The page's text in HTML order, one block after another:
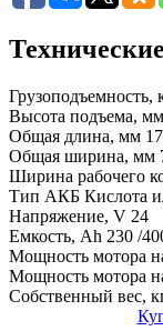
Грузоподъемность,
Высота подъема, мм
Общая длина, мм
Общая ширина, мм
Ширина рабочего
Тип АКБ Кислота
Напряжение, V 24
Емкость, Ah 230 /
Мощность мотора
Мощность мотора
Собственный вес,